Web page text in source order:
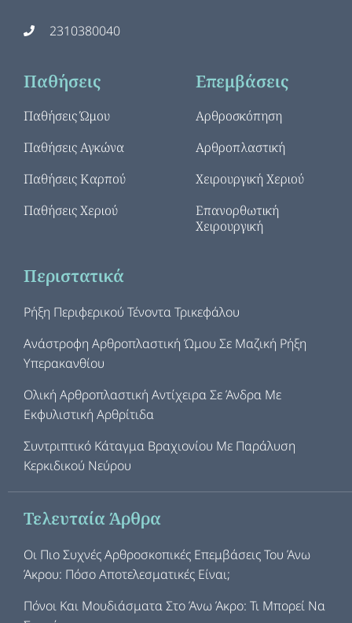
2310380040
Παθήσεις
Παθήσεις Ώμου
Παθήσεις Αγκώνα
Παθήσεις Καρπού
Παθήσεις Χεριού
Επεμβάσεις
Αρθροσκόπηση
Αρθροπλαστική
Χειρουργική Χεριού
Επανορθωτική
Χειρουργική
Περιστατικά
Ρήξη Περιφερικού Τένοντα Τρικεφάλου
Ανάστροφη Αρθροπλαστική Ώμου Σε Μαζική Ρήξη
Υπερακανθίου
Ολική Αρθροπλαστική Αντίχειρα Σε Άνδρα Με
Εκφυλιστική Αρθρίτιδα
Συντριπτικό Κάταγμα Βραχιονίου Με Παράλυση
Κερκιδικού Νεύρου
Τελευταία Άρθρα
Οι Πιο Συχνές Αρθροσκοπικές Επεμβάσεις Του Άνω
Άκρου: Πόσο Αποτελεσματικές Είναι;
Πόνοι Και Μουδιάσματα Στο Άνω Άκρο: Τι Μπορεί Να